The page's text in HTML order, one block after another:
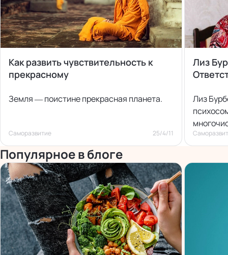
Как развить чувствительность к
прекрасному
Земля — поистине прекрасная планета.
Саморазвитие 25/4/11
Лиз
Лиз
Популярное в блоге